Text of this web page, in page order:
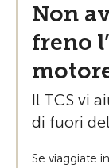
Non
freno
Il TCS vi
di fuori
Se viaggiate